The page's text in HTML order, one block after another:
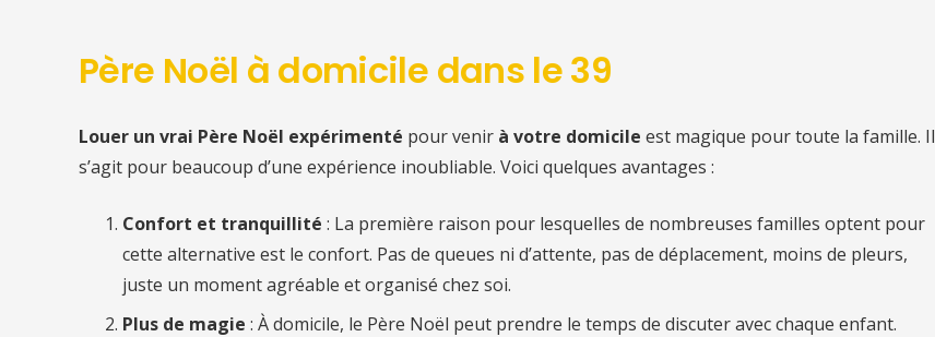
Père Noël à domicile dans le 39
Louer un vrai Père Noël expérimenté pour venir à votre domicile est magique pour toute la famille. Il
s’agit pour beaucoup d’une expérience inoubliable. Voici quelques avantages :
Confort et tranquillité : La première raison pour lesquelles de nombreuses familles optent pour
cette alternative est le confort. Pas de queues ni d’attente, pas de déplacement, moins de pleurs,
juste un moment agréable et organisé chez soi.
Plus de magie : À domicile, le Père Noël peut prendre le temps de discuter avec chaque enfant.